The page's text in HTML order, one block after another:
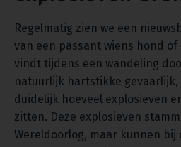
Regelmatig zien we een
van een passant wiens hond
vindt tijdens een wandeling
natuurlijk hartstikke
duidelijk hoeveel explosieven
zitten. Deze explosieven
Wereldoorlog, maar kunnen